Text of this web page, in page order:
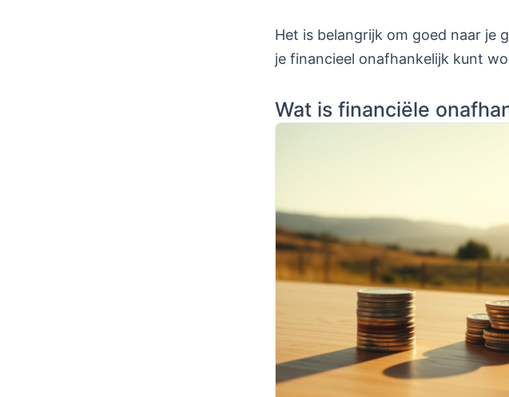
Het is belangrijk om goed naar je
je financieel onafhankelijk kunt
Wat is financiële